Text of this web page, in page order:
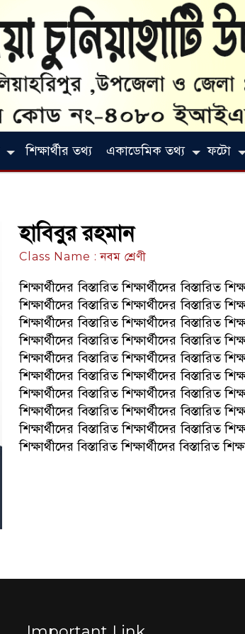
শিক্ষার্থীর তথ্য একাডেমিক তথ্য ফটো
হাবিবুর রহমান
Class Name : নবম শ্রেণী
শিক্ষার্থীদের বিস্তারিত শিক্ষার্থীদের বিস্তারিত
শিক্ষার্থীদের বিস্তারিত শিক্ষার্থীদের বিস্তারিত
শিক্ষার্থীদের বিস্তারিত শিক্ষার্থীদের বিস্তারিত
শিক্ষার্থীদের বিস্তারিত শিক্ষার্থীদের বিস্তারিত
শিক্ষার্থীদের বিস্তারিত শিক্ষার্থীদের বিস্তারিত
শিক্ষার্থীদের বিস্তারিত শিক্ষার্থীদের বিস্তারিত
শিক্ষার্থীদের বিস্তারিত শিক্ষার্থীদের বিস্তারিত
শিক্ষার্থীদের বিস্তারিত শিক্ষার্থীদের বিস্তারিত
শিক্ষার্থীদের বিস্তারিত শিক্ষার্থীদের বিস্তারিত
শিক্ষার্থীদের বিস্তারিত শিক্ষার্থীদের বিস্তারিত